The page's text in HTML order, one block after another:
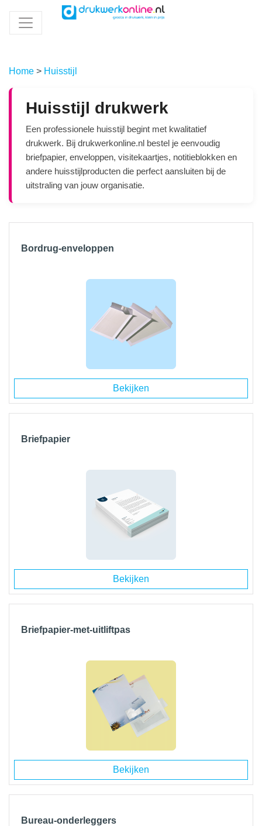
Home > Huisstijl
Huisstijl drukwerk
Een professionele huisstijl begint met kwalitatief
drukwerk. Bij drukwerkonline.nl bestel je eenvoudig
briefpapier, enveloppen, visitekaartjes, notitieblokken en
andere huisstijlproducten die perfect aansluiten bij de
uitstraling van jouw organisatie.
Bordrug-enveloppen
Bekijken
Briefpapier
Bekijken
Briefpapier-met-uitliftpas
Bekijken
Bureau-onderleggers